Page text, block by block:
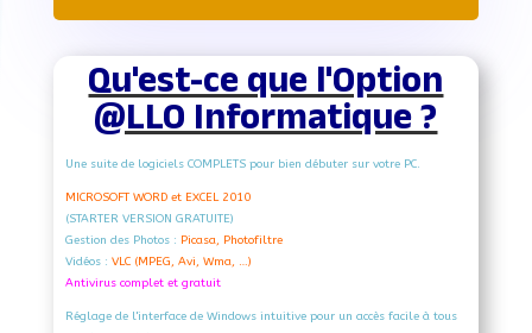
Qu'est-ce que l'Option
@LLO Informatique ?
Une suite de logiciels COMPLETS pour bien débuter sur votre PC.
MICROSOFT WORD et EXCEL 2010
(STARTER VERSION GRATUITE)
Gestion des Photos : Picasa, Photofiltre
Vidéos : VLC (MPEG, Avi, Wma, …)
Antivirus complet et gratuit
Réglage de l'interface de Windows intuitive pour un accès facile à tous